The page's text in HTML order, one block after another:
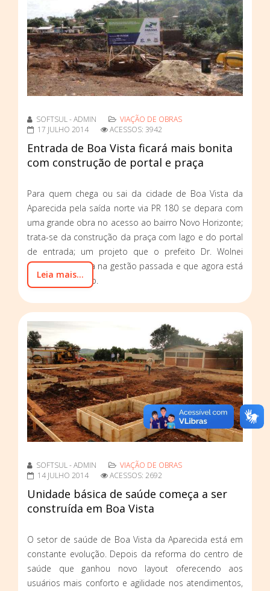
SOFTSUL - ADMIN
VIAÇÃO DE OBRAS
17 JULHO 2014
ACESSOS: 3942
Entrada de Boa Vista ficará mais bonita
com construção de portal e praça
Para quem chega ou sai da cidade de Boa Vista da
Aparecida pela saída norte via PR 180 se depara com
uma grande obra no acesso ao bairro Novo Horizonte;
trata-se da construção da praça com lago e do portal
de entrada; um projeto que o prefeito Dr. Wolnei
encabeçou ainda na gestão passada e que agora está
sendo construído.
Leia mais...
SOFTSUL - ADMIN
VIAÇÃO DE OBRAS
14 JULHO 2014
ACESSOS: 2692
Unidade básica de saúde começa a ser
construída em Boa Vista
O setor de saúde de Boa Vista da Aparecida está em
constante evolução. Depois da reforma do centro de
saúde que ganhou novo layout oferecendo aos
usuários mais conforto e agilidade nos atendimentos,